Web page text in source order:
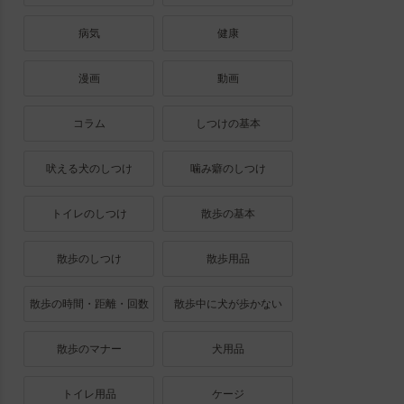
病気 健康
漫画 動画
コラム しつけの基本
吠える犬のしつけ 噛み癖のしつけ
トイレのしつけ 散歩の基本
散歩のしつけ 散歩用品
散歩の時間・距離・回数 散歩中に犬が歩かない
散歩のマナー 犬用品
トイレ用品 ケージ